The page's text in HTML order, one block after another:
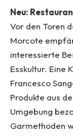
Neu:
Vor den Toren
Morcote
interessierte
Esskultur. Eine
Francesco
Produkte aus
Umgebung
Garmethoden